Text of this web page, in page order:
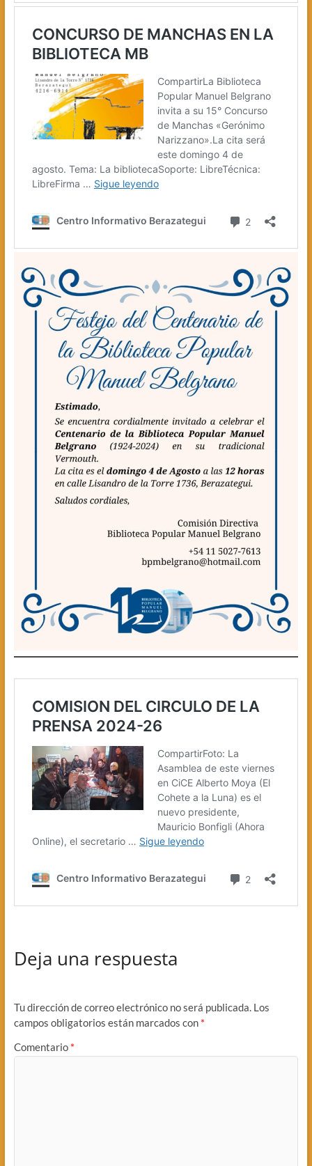
Deja una respuesta
Tu dirección de correo electrónico no será publicada. Los
campos obligatorios están marcados con *
Comentario *